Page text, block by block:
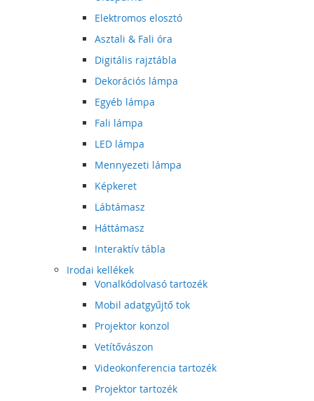
Elektromos elosztó
Asztali & Fali óra
Digitális rajztábla
Dekorációs lámpa
Egyéb lámpa
Fali lámpa
LED lámpa
Mennyezeti lámpa
Képkeret
Lábtámasz
Háttámasz
Interaktív tábla
Irodai kellékek
Vonalkódolvasó tartozék
Mobil adatgyűjtő tok
Projektor konzol
Vetítővászon
Videokonferencia tartozék
Projektor tartozék